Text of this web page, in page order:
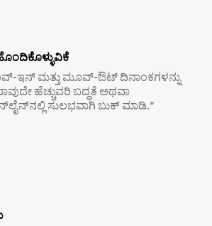
ಇನ್ ಮತ್ತು ಮೂವ್-ಔಟ್ ದಿನಾಂಕಗಳನ್ನು
ಹೆಚ್ಚುವರಿ ಬದ್ಧತೆ ಅಥವಾ
ಸುಲಭವಾಗಿ ಬುಕ್ ಮಾಡಿ.*